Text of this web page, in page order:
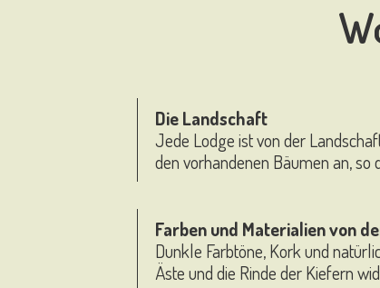
Die Landschaft
Jede Lodge ist von der
den vorhandenen Bäumen an,
Farben und Materialien von
Dunkle Farbtöne, Kork und
Äste und die Rinde der Kiefern